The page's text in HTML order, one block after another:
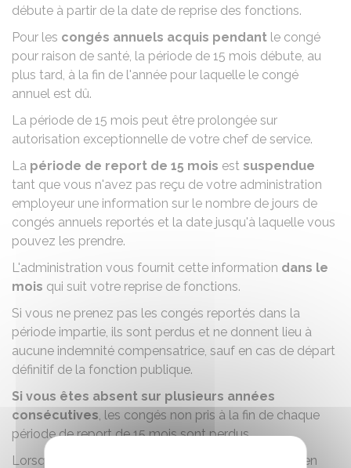
débute à partir de la date de reprise des fonctions.
Pour les congés annuels acquis pendant le congé
pour raison de santé, la période de 15 mois débute, au
plus tard, à la fin de l'année pour laquelle le congé
annuel est dû.
La période de 15 mois peut être prolongée sur
autorisation exceptionnelle de votre chef de service.
La période de report de 15 mois est suspendue
tant que vous n'avez pas reçu de votre administration
employeur une information sur le nombre de jours de
congés annuels reportés et la date jusqu'à laquelle vous
pouvez les prendre.
L'administration vous fournit cette information dans le
mois qui suit votre reprise de fonctions.
Si vous ne prenez pas les congés reportés dans la
période impartie, ils sont perdus et ne donnent lieu à
aucune indemnité compensatrice, sauf en cas de départ
définitif de la fonction publique.
Si vous êtes absent sur plusieurs années
consécutives, les congés non pris à la fin de chaque
période de report de 15 mois sont perdus.
Lorsque vous quittez la fonction publique, quel qu'en